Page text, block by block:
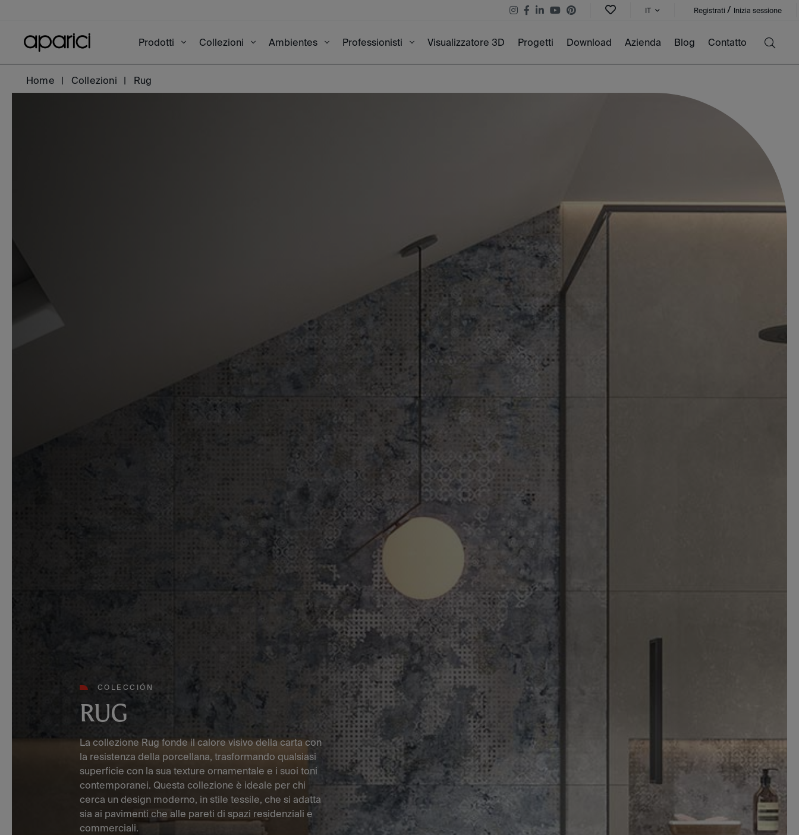
IT Registrati / Inizia sessione
Prodotti Collezioni Ambientes Professionisti Visualizzatore 3D Progetti Download Azienda Blog Contatto
Home Collezioni Rug
COLECCIÓN
RUG
La collezione Rug fonde il calore visivo della carta con
la resistenza della porcellana, trasformando qualsiasi
superficie con la sua texture ornamentale e i suoi toni
contemporanei. Questa collezione è ideale per chi
cerca un design moderno, in stile tessile, che si adatta
sia ai pavimenti che alle pareti di spazi residenziali e
commerciali.